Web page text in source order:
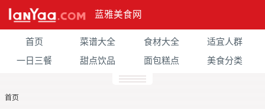
蓝雅美食网
首页 菜谱大全 食材大全
适宜人群
一日三餐
甜点饮品 面包糕点 美食分类
首页